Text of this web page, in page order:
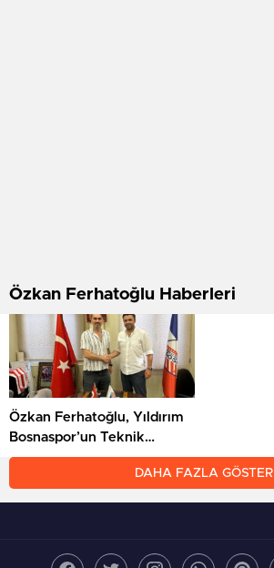
Özkan Ferhatoğlu Haberleri
Özkan Ferhatoğlu, Yıldırım
Bosnaspor’un Teknik
Ekibine Katıldı
DAHA FAZLA GÖSTER